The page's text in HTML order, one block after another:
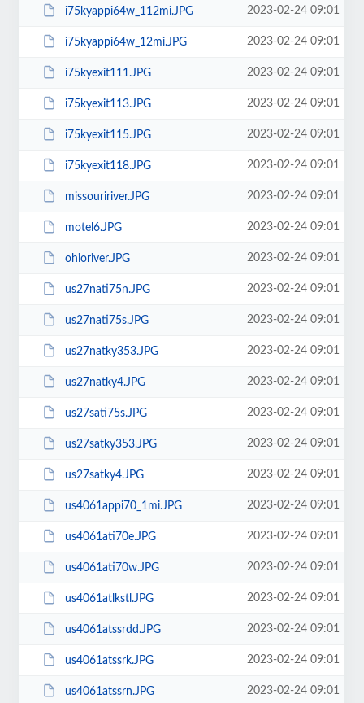
i75kyappi64w_112mi.JPG 2023-02-24 09:01
i75kyappi64w_12mi.JPG 2023-02-24 09:01
i75kyexit111.JPG 2023-02-24 09:01
i75kyexit113.JPG 2023-02-24 09:01
i75kyexit115.JPG 2023-02-24 09:01
i75kyexit118.JPG 2023-02-24 09:01
missouririver.JPG 2023-02-24 09:01
motel6.JPG 2023-02-24 09:01
ohioriver.JPG 2023-02-24 09:01
us27nati75n.JPG 2023-02-24 09:01
us27nati75s.JPG 2023-02-24 09:01
us27natky353.JPG 2023-02-24 09:01
us27natky4.JPG 2023-02-24 09:01
us27sati75s.JPG 2023-02-24 09:01
us27satky353.JPG 2023-02-24 09:01
us27satky4.JPG 2023-02-24 09:01
us4061appi70_1mi.JPG 2023-02-24 09:01
us4061ati70e.JPG 2023-02-24 09:01
us4061ati70w.JPG 2023-02-24 09:01
us4061atlkstl.JPG 2023-02-24 09:01
us4061atssrdd.JPG 2023-02-24 09:01
us4061atssrk.JPG 2023-02-24 09:01
us4061atssrn.JPG 2023-02-24 09:01